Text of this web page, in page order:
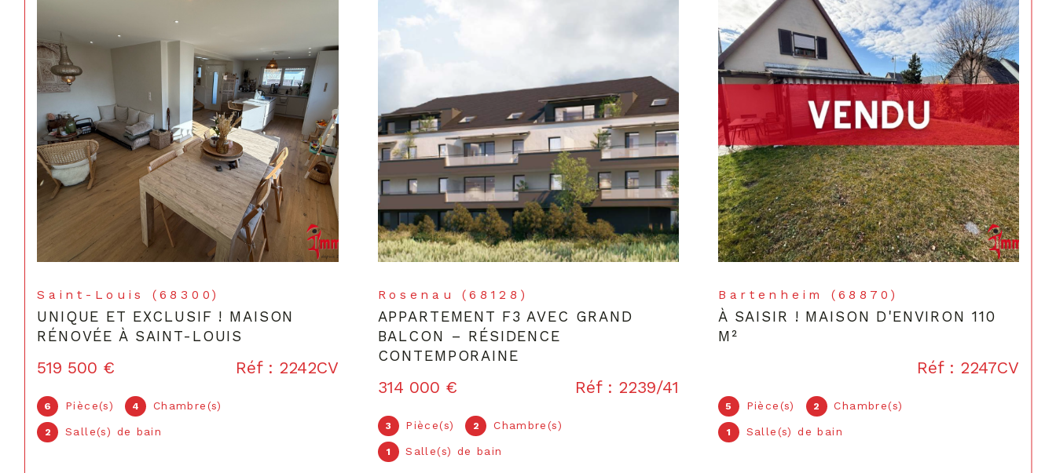
Pour les locataires, notre engagement se traduit par une assistance
personnalisée dans la recherche de votre lieu de vie idéal,
correspondant à vos critères spécifiques et à votre budget.
Estimation
Notre service d'estimation tire parti de décennies d'expérience et de
données de marché actualisées.
Nous vous fournissons une évaluationprécise de votre bien à
Bartenheimet les alentours, reflétant sa vraie valeur sur le marché
actuel, grâce à une analyse détaillée et une connaissance
approfondie de la région.
Syndic de copropriété
Notre expérience en tant que syndic de copropriété est marquée
Nous gérons les espaces partagés avec soin, en veillant à ce que
chaque décision contribue à la valorisation de votre propriété.
Saint-Louis (68300)
PRESTIGE ! UNIQUE ET EXCLUSIF !
274 900 €
Saint-Louis (68300)
UNIQUE ET EXCLUSIF ! MAISON
RÉNOVÉE À SAINT-LOUIS
519 500 €
2 Salle(s) de bain
Rosenau (68128)
APPARTEMENT F3 AVEC GRAND
Pièce(s)